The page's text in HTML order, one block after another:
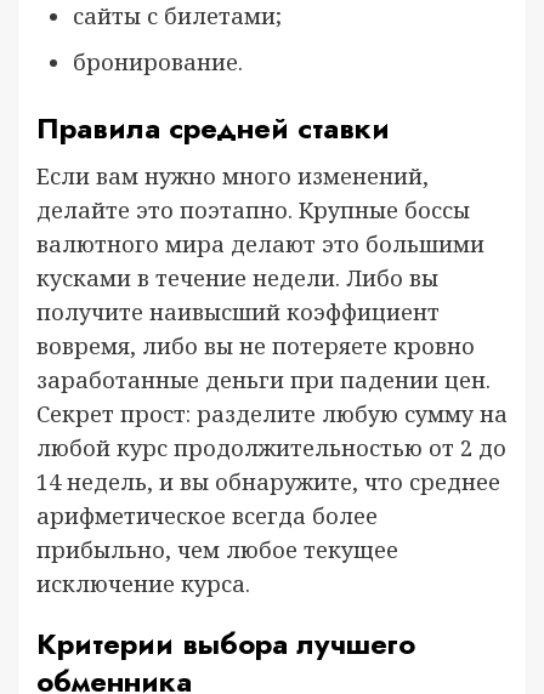
сайты с билетами;
бронирование.
Правила средней ставки
Если вам нужно много изменений,
делайте это поэтапно. Крупные боссы
валютного мира делают это большими
кусками в течение недели. Либо вы
получите наивысший коэффициент
вовремя, либо вы не потеряете кровно
заработанные деньги при падении цен.
Секрет прост: разделите любую сумму на
любой курс продолжительностью от 2 до
14 недель, и вы обнаружите, что среднее
арифметическое всегда более
прибыльно, чем любое текущее
исключение курса.
Критерии выбора лучшего
обменника